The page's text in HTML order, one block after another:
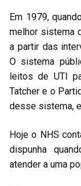
Em 1979,
melhor sistema
a partir das
O sistema
leitos de UTI
Tatcher e o
desse sistema,
Hoje o NHS
dispunha
atender a uma